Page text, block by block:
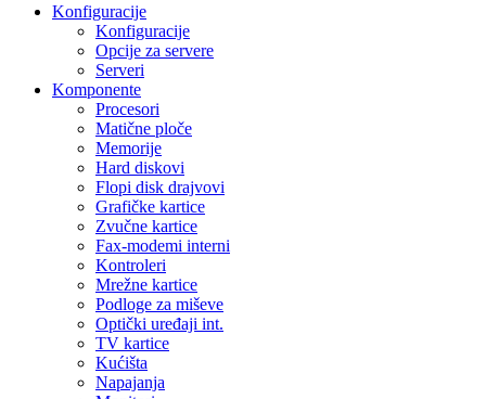
Konfiguracije
Konfiguracije
Opcije za servere
Serveri
Komponente
Procesori
Matične ploče
Memorije
Hard diskovi
Flopi disk drajvovi
Grafičke kartice
Zvučne kartice
Fax-modemi interni
Kontroleri
Mrežne kartice
Podloge za miševe
Optički uređaji int.
TV kartice
Kućišta
Napajanja